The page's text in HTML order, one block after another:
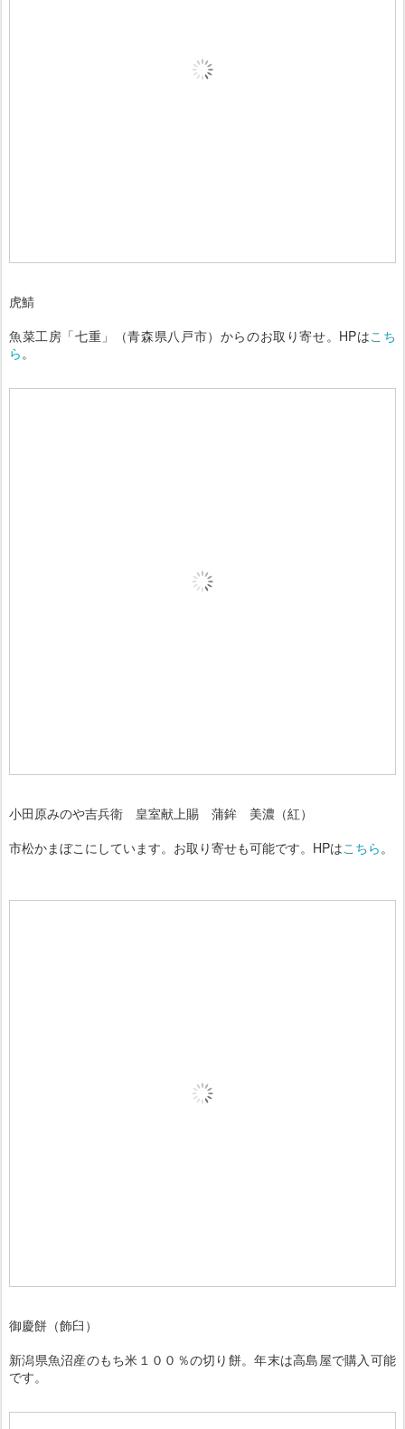
虎鯖
魚菜工房「七重」（青森県八戸市）からのお取り寄せ。HPはこち
ら。
小田原みのや吉兵衛 皇室献上賜 蒲鉾 美濃（紅）
市松かまぼこにしています。お取り寄せも可能です。HPはこちら。
御慶餅（飾臼）
新潟県魚沼産のもち米１００％の切り餅。年末は高島屋で購入可能
です。